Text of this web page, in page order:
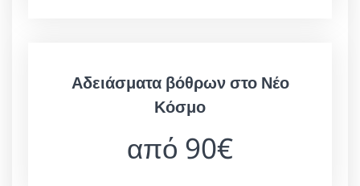
Αδειάσματα βόθρων στο Νέο
Κόσμο
από 90€